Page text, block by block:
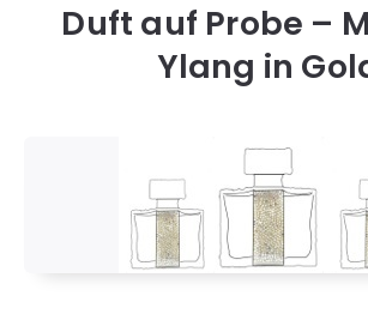
Duft auf Probe –
Ylang in